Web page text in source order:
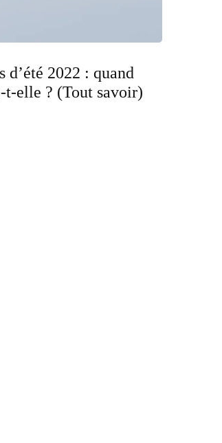
d’été 2022 : quand
t-elle ? (Tout savoir)